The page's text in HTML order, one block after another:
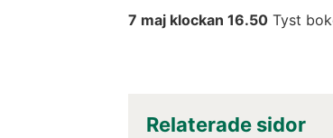
7 maj klockan 16.50 Tyst
Relaterade sidor